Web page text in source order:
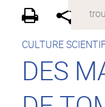
CULTURE
DES